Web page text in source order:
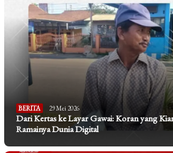
BERITA 29 Mei 2026
Dari Kertas ke Layar Gawai: Koran yang
Ramainya Dunia Digital